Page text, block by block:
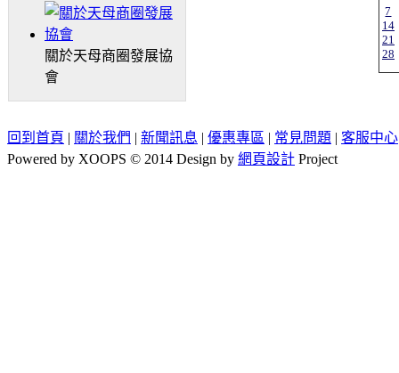
關於天母商圈發展協
會
7
14
21
28
回到首頁 | 關於我們 | 新聞訊息 | 優惠專區 | 常見問題 | 客服中心
Powered by XOOPS © 2014 Design by 網頁設計 Project